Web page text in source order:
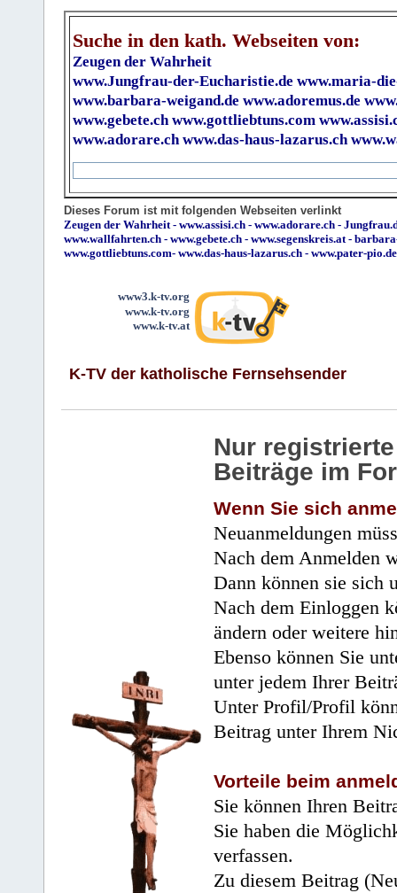
Suche in den kath. Webseiten von:
Zeugen der Wahrheit
www.Jungfrau-der-Eucharistie.de www.maria-
www.barbara-weigand.de www.adoremus.de
www.gebete.ch www.gottliebtuns.com
www.adorare.ch www.das-haus-lazarus.ch
Dieses Forum ist mit folgenden Webseiten verlinkt
Zeugen der Wahrheit- www.assisi.ch - www.adorare.ch -
www.wallfahrten.ch - www.gebete.ch - www.segenskreis.at-
www.gottliebtuns.com- www.das-haus-lazarus.ch - www.pater-pio.de
www3.k-tv.org
www.k-tv.org
www.k-tv.at
K-TV der katholische Fernsehsender
Nur
Beiträge im
Wenn Sie sich
Neuanmeldungen
Nach dem Anmelden
Dann können sie sich
Nach dem Einloggen
ändern oder weitere
Ebenso können Sie
unter jedem Ihrer
Unter Profil/Profil
Beitrag unter Ihrem
Vorteile beim
Sie können Ihren
Sie haben die
verfassen.
Zu diesem Beitrag